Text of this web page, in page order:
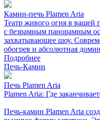
Камин-печь Plamen Aria
Театр живого огня в вашей
с безрамным панорамным
захватывающее шоу.
обогрев и абсолютная
Подробнее
Печь-Камин
Печь Plamen Aria
Plamen Aria: Где
Печь-камин Plamen Aria